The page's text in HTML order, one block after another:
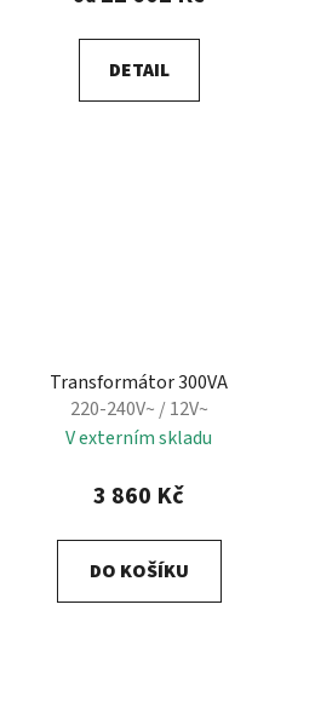
DETAIL
Transformátor 300VA
220-240V~ / 12V~
V externím skladu
3 860 Kč
DO KOŠÍKU